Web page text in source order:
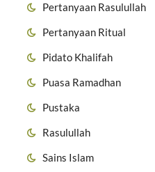
Pertanyaan Rasulullah
Pertanyaan Ritual
Pidato Khalifah
Puasa Ramadhan
Pustaka
Rasulullah
Sains Islam